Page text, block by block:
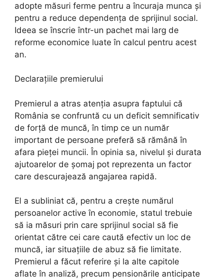
adopte măsuri ferme pentru a încuraja munca și
pentru a reduce dependența de sprijinul social.
Ideea se înscrie într-un pachet mai larg de
reforme economice luate în calcul pentru acest
an.
Declarațiile premierului
Premierul a atras atenția asupra faptului că
România se confruntă cu un deficit semnificativ
de forță de muncă, în timp ce un număr
important de persoane preferă să rămână în
afara pieței muncii. În opinia sa, nivelul și durata
ajutoarelor de șomaj pot reprezenta un factor
care descurajează angajarea rapidă.
El a subliniat că, pentru a crește numărul
persoanelor active în economie, statul trebuie
să ia măsuri prin care sprijinul social să fie
orientat către cei care caută efectiv un loc de
muncă, iar situațiile de abuz să fie limitate.
Premierul a făcut referire și la alte capitole
aflate în analiză, precum pensionările anticipate